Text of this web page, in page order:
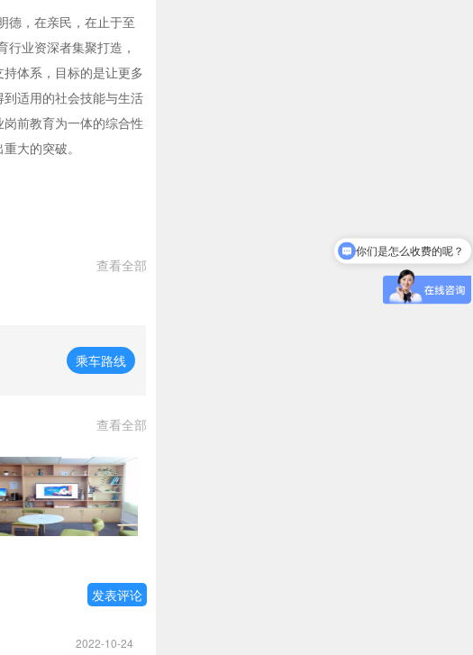
德，在亲民，在止于至
业资深者集聚打造，
体系，目标的是让更多
适用的社会技能与生活
前教育为一体的综合性
大的突破。
查看全部
乘车路线
查看全部
发表评论
2022-10-24
你们是怎么收费的呢？